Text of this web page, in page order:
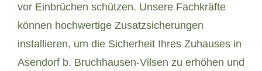
vor Einbrüchen schützen. Unsere Fachkräfte
können hochwertige Zusatzsicherungen
installieren, um die Sicherheit Ihres Zuhauses in
Asendorf b. Bruchhausen-Vilsen zu erhöhen und